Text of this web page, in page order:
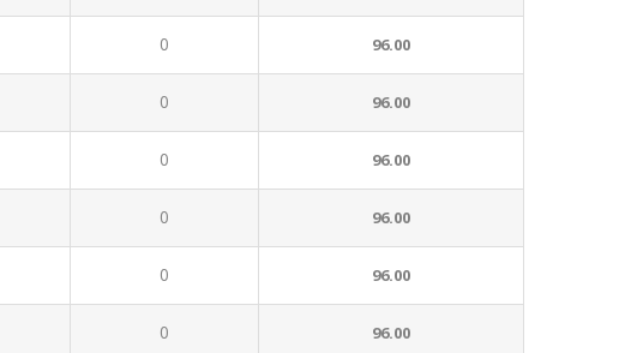
0 96.00
0 96.00
0 96.00
0 96.00
0 96.00
0 96.00